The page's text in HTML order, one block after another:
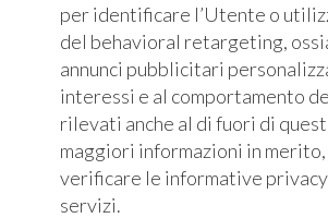
per identificare l’Utente o
del behavioral retargeting,
annunci pubblicitari
interessi e al comportamento
rilevati anche al di fuori di
maggiori informazioni in
verificare le informative
servizi.